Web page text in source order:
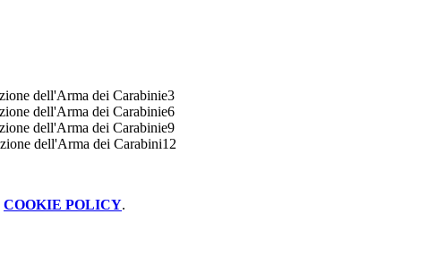
COOKIE POLICY.